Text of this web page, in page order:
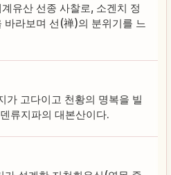
유산 선종 사찰로, 소겐치 정
바라보며 선(禅)의 분위기를 느
고다이고 천황의 명복을 빌
류지파의 대본산이다.